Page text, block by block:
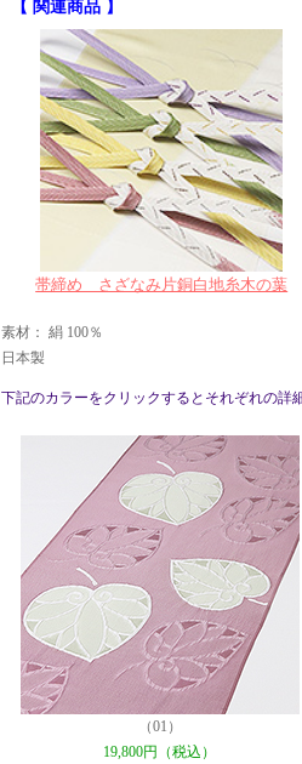
【 関連商品 】
帯締め さざなみ片銅白地糸木の葉
素材： 絹 100％
日本製
下記のカラーをクリックするとそれぞれの詳
（01）
19,800円（税込）